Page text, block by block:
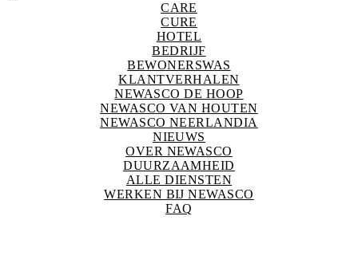
CARE
CURE
HOTEL
BEDRIJF
BEWONERSWAS
KLANTVERHALEN
NEWASCO DE HOOP
NEWASCO VAN HOUTEN
NEWASCO NEERLANDIA
NIEUWS
OVER NEWASCO
DUURZAAMHEID
ALLE DIENSTEN
WERKEN BIJ NEWASCO
FAQ